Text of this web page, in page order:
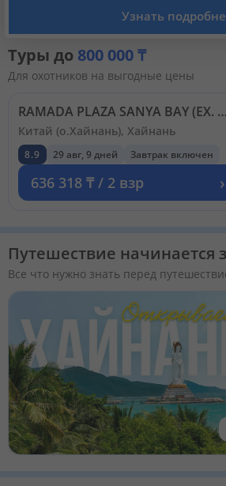
Узнать
Туры до 800 000 ₸
Для охотников на выгодные цены
RAMADA PLAZA SANYA BAY (EX. WYNDHAM SANYA BAY ANNEX BUILDING; SANYA LIHE HOTEL) 4*
Китай (о.Хайнань), Хайнань
8.9 29 авг, 9 дней Завтрак включен
636 318 ₸ / 2 взр ›
Путешествие начинается
Все что нужно знать перед